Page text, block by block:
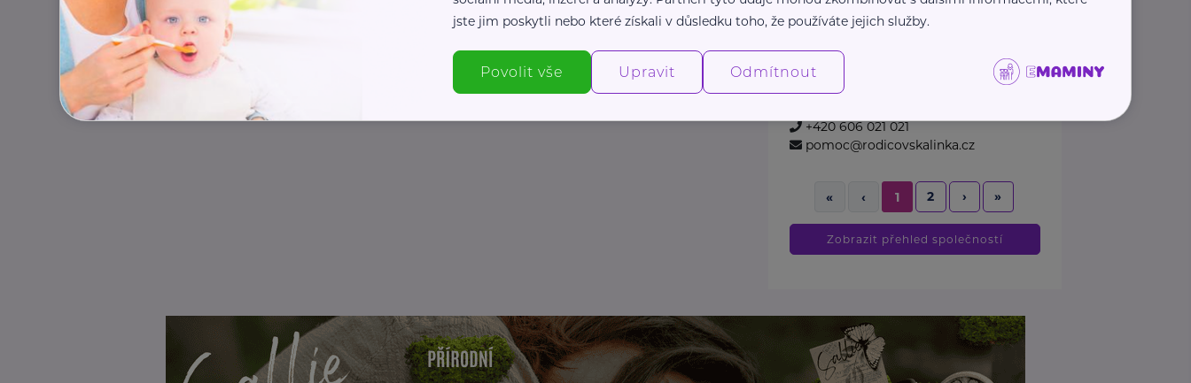
sociální poradenství rodičům,
rodinným příslušníkům a
ostatním ...
+420 606 021 021
pomoc@rodicovskalinka.cz
« ‹ 1 2 › »
Zobrazit přehled společností
jste jim poskytli nebo které získali v důsledku toho, že používáte jejich služby.
Povolit vše Upravit Odmítnout